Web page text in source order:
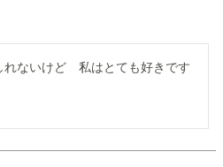
ないけど　私はとても好きです